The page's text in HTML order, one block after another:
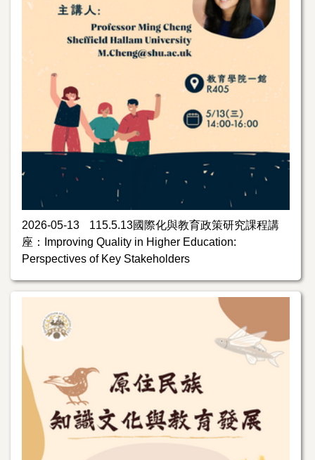
2026-05-13
115.5.13國際化與教育政策研究課程講
座：Improving Quality in Higher Education:
Perspectives of Key Stakeholders